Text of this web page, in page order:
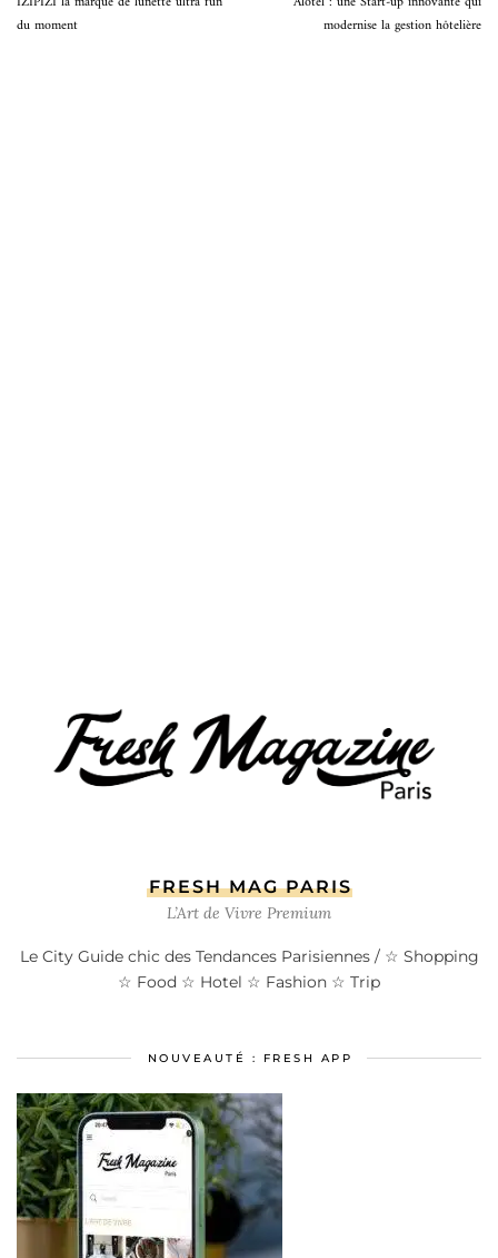
du moment
modernise la gestion hôtelière
FRESH MAG PARIS
L’Art de Vivre Premium
Le City Guide chic des Tendances Parisiennes / ☆ Shopping
☆ Food ☆ Hotel ☆ Fashion ☆ Trip
NOUVEAUTÉ : FRESH APP